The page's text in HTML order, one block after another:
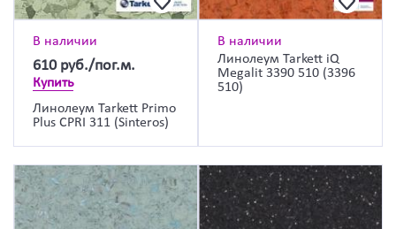
В наличии
610 руб./пог.м.
Купить
Линолеум Tarkett Primo
Plus CPRI 311 (Sinteros)
В наличии
Линолеум Tarkett iQ
Megalit 3390 510 (3396
510)